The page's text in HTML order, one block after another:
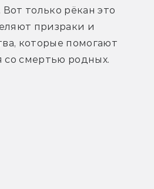
только рёкан это
призраки и
которые помогают
смертью родных.